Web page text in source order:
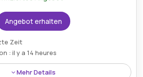
Kein Minimum erforderlich
Für alle Kunden
Zeitlich begrenztes Angebot
Kombinierbar mit anderen Aktionen
Angebot erhalten
Zeit
: il y a 14 heures
Mehr Details